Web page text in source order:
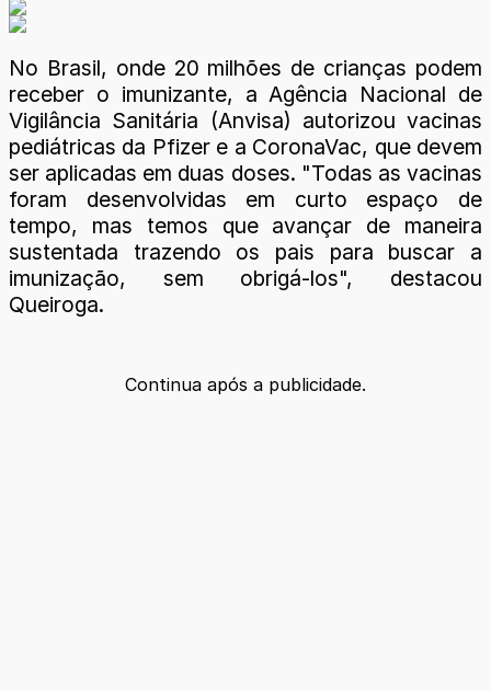
No Brasil, onde 20 milhões de crianças podem
receber o imunizante, a Agência Nacional de
Vigilância Sanitária (Anvisa) autorizou vacinas
pediátricas da Pfizer e a CoronaVac, que devem
ser aplicadas em duas doses. "Todas as vacinas
foram desenvolvidas em curto espaço de
tempo, mas temos que avançar de maneira
sustentada trazendo os pais para buscar a
imunização, sem obrigá-los", destacou
Queiroga.
Continua após a publicidade.